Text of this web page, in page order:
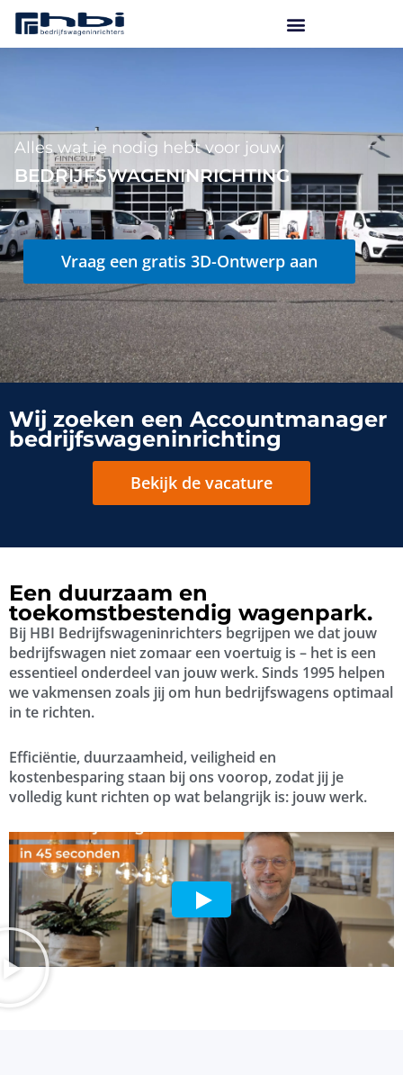
de
Alles wat je nodig hebt voor jouw
BEDRIJFSWAGENINRICHTING
Vraag een gratis 3D-Ontwerp aan
Wij zoeken een Accountmanager
bedrijfswageninrichting
Bekijk de vacature
Een duurzaam en
toekomstbestendig wagenpark.
Bij HBI Bedrijfswageninrichters begrijpen we dat jouw
bedrijfswagen niet zomaar een voertuig is – het is een
essentieel onderdeel van jouw werk. Sinds 1995 helpen
we vakmensen zoals jij om hun bedrijfswagens optimaal
in te richten.
Efficiëntie, duurzaamheid, veiligheid en
kostenbesparing staan bij ons voorop, zodat jij je
volledig kunt richten op wat belangrijk is: jouw werk.